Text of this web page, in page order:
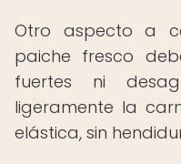
Otro aspecto a
paiche fresco
fuertes ni
ligeramente la
elástica, sin